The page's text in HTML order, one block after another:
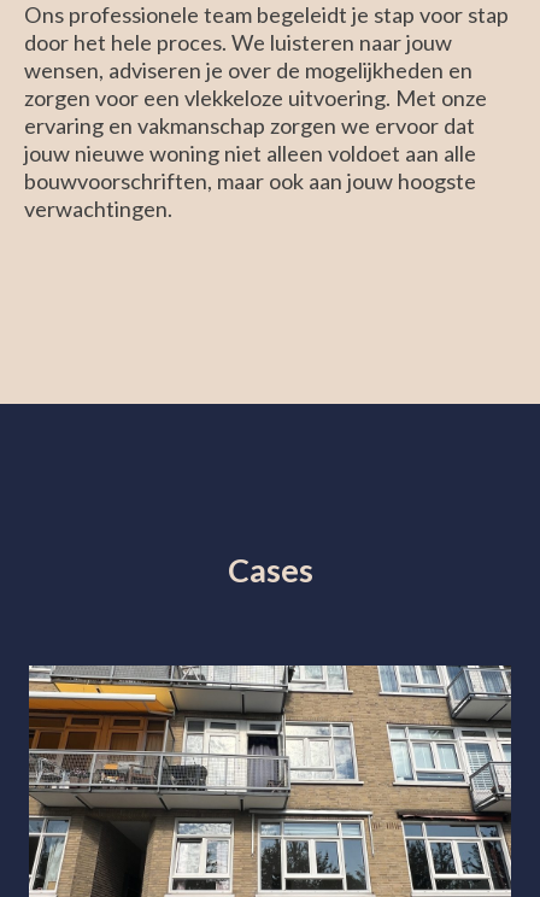
Ons professionele team begeleidt je stap voor stap
door het hele proces. We luisteren naar jouw
wensen, adviseren je over de mogelijkheden en
zorgen voor een vlekkeloze uitvoering. Met onze
ervaring en vakmanschap zorgen we ervoor dat
jouw nieuwe woning niet alleen voldoet aan alle
bouwvoorschriften, maar ook aan jouw hoogste
verwachtingen.
Cases